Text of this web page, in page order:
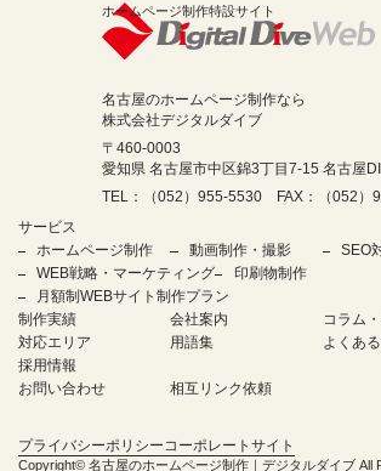
ホームページ制作特設サイト
名古屋のホームページ制作なら
株式会社デジタルダイブ
〒460-0003
愛知県 名古屋市中区錦3丁目7-15 名古屋
TEL：（052）955-5530 FAX：（052）
サービス
ホームページ制作
動画制作・撮影
SEO
WEB戦略・マーケティング
印刷物制作
月額制WEBサイト制作プラン
制作実績
会社案内
コラム
対応エリア
用語集
よくあ
採用情報
お問い合わせ
相互リンク依頼
プライバシーポリシーコーポレートサイト
Copyright© 名古屋のホームページ制作｜デジタルダイブ All